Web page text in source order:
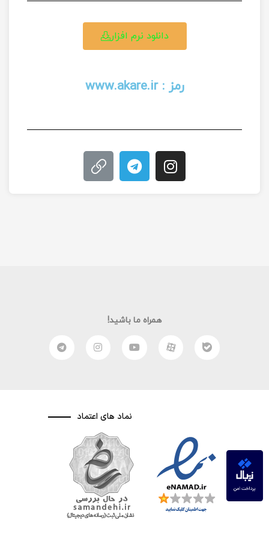
دانلود نرم افزار
رمز : www.akare.ir
همراه ما باشید!
نماد های اعتماد